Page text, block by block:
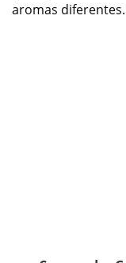
aromas diferentes.